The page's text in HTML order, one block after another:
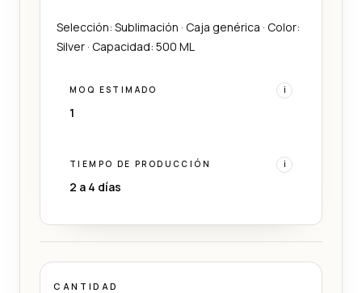
Selección: Sublimación · Caja genérica · Color:
Silver · Capacidad: 500 ML
MOQ ESTIMADO i
1
TIEMPO DE PRODUCCIÓN i
2 a 4 días
CANTIDAD